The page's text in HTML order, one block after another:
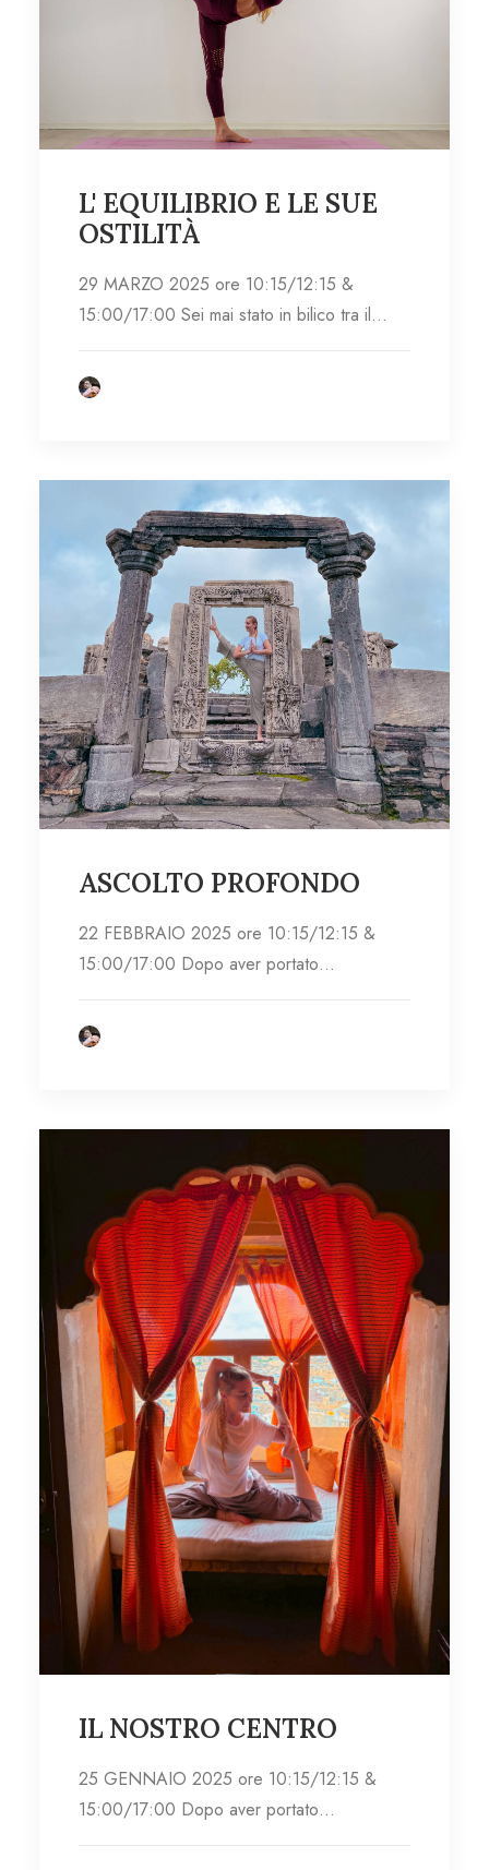
L' EQUILIBRIO E LE SUE
OSTILITÀ
29 MARZO 2025 ore 10:15/12:15 &
15:00/17:00 Sei mai stato in bilico tra il…
ASCOLTO PROFONDO
22 FEBBRAIO 2025 ore 10:15/12:15 &
15:00/17:00 Dopo aver portato…
IL NOSTRO CENTRO
25 GENNAIO 2025 ore 10:15/12:15 &
15:00/17:00 Dopo aver portato…